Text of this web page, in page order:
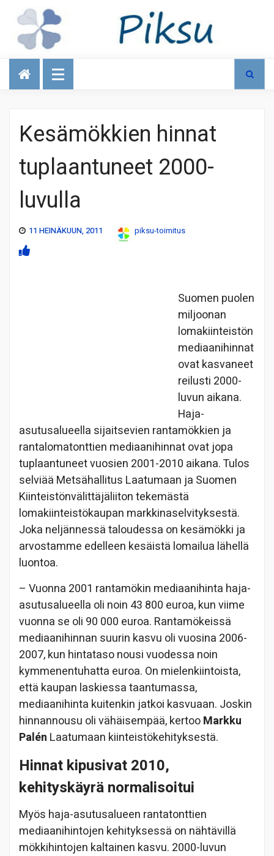
Talous
Kesämökkien hinnat
tuplaantuneet 2000-
luvulla
11 HEINÄKUUN, 2011 piksu-toimitus
Suomen puolen
miljoonan
lomakiinteistön
mediaanihinnat
ovat kasvaneet
reilusti 2000-
luvun aikana.
Haja-
asutusalueella sijaitsevien rantamökkien ja
rantalomatonttien mediaanihinnat ovat jopa
tuplaantuneet vuosien 2001-2010 aikana. Tulos
selviää Metsähallitus Laatumaan ja Suomen
Kiinteistönvälittäjäliiton tekemästä
lomakiinteistökaupan markkinaselvityksestä.
Joka neljännessä taloudessa on kesämökki ja
arvostamme edelleen kesäistä lomailua lähellä
luontoa.
– Vuonna 2001 rantamökin mediaanihinta haja-
asutusalueella oli noin 43 800 euroa, kun viime
vuonna se oli 90 000 euroa. Rantamökeissä
mediaanihinnan suurin kasvu oli vuosina 2006-
2007, kun hintataso nousi vuodessa noin
kymmenentuhatta euroa. On mielenkiintoista,
että kaupan laskiessa taantumassa,
mediaanihinta kuitenkin jatkoi kasvuaan. Joskin
hinnannousu oli vähäisempää, kertooMarkku
Palén Laatumaan kiinteistökehityksestä.
Hinnat kipusivat 2010,
kehityskäyrä normalisoitui
Myös haja-asutusalueen rantatonttien
mediaanihintojen kehityksessä on nähtävillä
mökkihintojen kaltainen kasvu. 2000-luvun